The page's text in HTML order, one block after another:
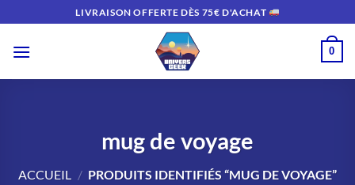
au
contenu
LIVRAISON OFFERTE DÈS 75€ D'ACHAT
0
mug de voyage
ACCUEIL / PRODUITS IDENTIFIÉS “MUG DE VOYAGE”